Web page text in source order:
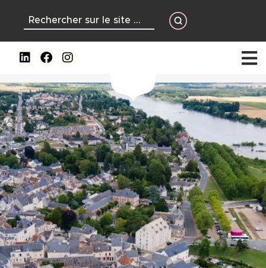
principal